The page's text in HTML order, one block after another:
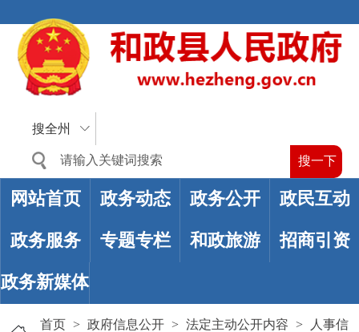
搜全州
网站首页 政务动态 政务公开 政民互动
政务服务 专题专栏 和政旅游 招商引资
政务新媒体
首页 > 政府信息公开 > 法定主动公开内容 >
人事信